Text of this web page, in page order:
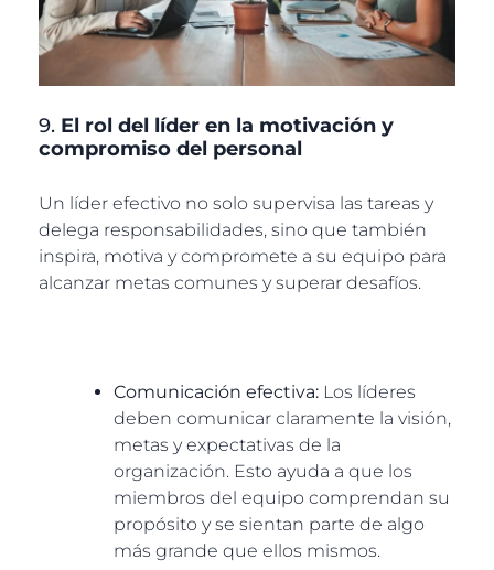
9. El rol del líder en la motivación y
compromiso del personal
Un líder efectivo no solo supervisa las tareas y
delega responsabilidades, sino que también
inspira, motiva y compromete a su equipo para
alcanzar metas comunes y superar desafíos.
Comunicación efectiva: Los líderes
deben comunicar claramente la visión,
metas y expectativas de la
organización. Esto ayuda a que los
miembros del equipo comprendan su
propósito y se sientan parte de algo
más grande que ellos mismos.